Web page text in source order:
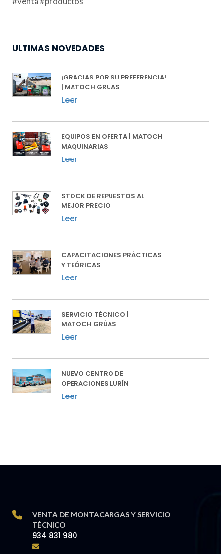
ULTIMAS NOVEDADES
¡GRACIAS POR SU PREFERENCIA!
| MATOCH GRUAS
Leer
EQUIPOS EN OFERTA | MATOCH
MAQUINARIAS
Leer
STOCK DE REPUESTOS AL
MEJOR PRECIO
Leer
CAPACITACIONES PRÁCTICAS
Y TEÓRICAS
Leer
SERVICIO TÉCNICO |
MATOCH GRÚAS
Leer
NUEVO CENTRO DE
OPERACIONES LURÍN
Leer
VENTA DE MONTACARGAS Y SERVICIO
TÉCNICO
934 831 980